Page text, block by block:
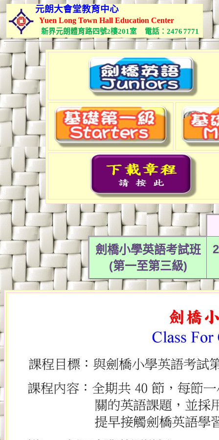
元朗大會堂教育中心
Yuen Long Town Hall Education Center
新界元朗體育路四號2樓201 室 電話：2476 7771
劍橋小學英語考試班
(第一至第三級)